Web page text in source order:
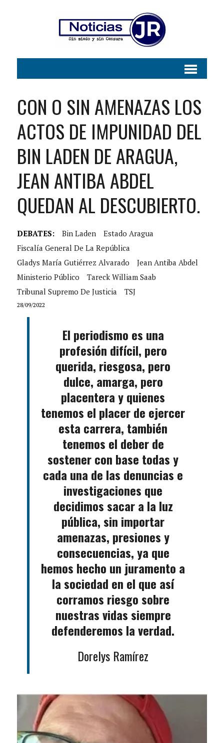
CON O SIN AMENAZAS LOS
ACTOS DE IMPUNIDAD DEL
BIN LADEN DE ARAGUA,
JEAN ANTIBA ABDEL
QUEDAN AL DESCUBIERTO.
DEBATES: Bin Laden
Estado Aragua
Fiscalía General De La República
Gladys María Gutiérrez Alvarado
Jean Antiba Abdel
Ministerio Público
Tareck William Saab
Tribunal Supremo De Justicia
TSJ
28/09/2022
El periodismo es una
profesión difícil, pero
querida, riesgosa, pero
dulce, amarga, pero
placentera y quienes
tenemos el placer de ejercer
esta carrera, también
tenemos el deber de
sostener con base todas y
cada una de las denuncias e
investigaciones que
decidimos sacar a la luz
pública, sin importar
amenazas, presiones y
consecuencias, ya que
hemos hecho un juramento a
la sociedad en el que así
corramos riesgo sobre
nuestras vidas siempre
defenderemos la verdad.
Dorelys Ramírez